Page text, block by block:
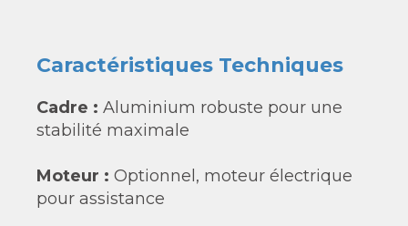
Caractéristiques Techniques
Cadre : Aluminium robuste pour une
stabilité maximale
Moteur : Optionnel, moteur électrique
pour assistance